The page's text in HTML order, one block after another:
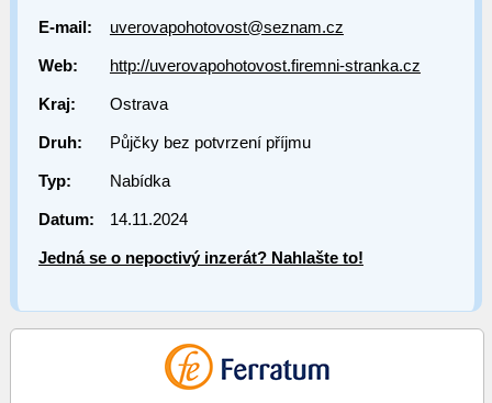
E-mail: uverovapohotovost@seznam.cz
Web: http://uverovapohotovost.firemni-stranka.cz
Kraj: Ostrava
Druh: Půjčky bez potvrzení příjmu
Typ: Nabídka
Datum: 14.11.2024
Jedná se o nepoctivý inzerát? Nahlašte to!